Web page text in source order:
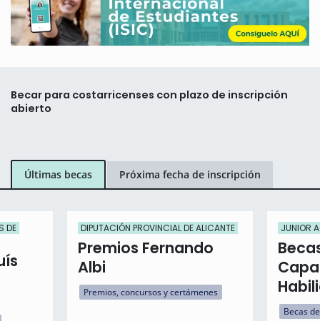
Becar para costarricenses con plazo de inscripción
abierto
Últimas becas Próxima fecha de inscripción
DE DIPUTACIÓN PROVINCIAL DE ALICANTE
Premios Fernando
Albi
Premios, concursos y certámenes
JUNIOR
Becas